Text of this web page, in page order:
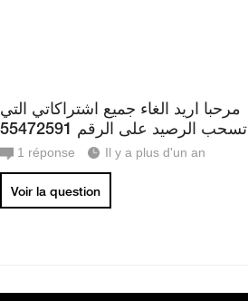
مرحبا اريد الغاء جميع اشتراكاتي التي
تسحب الرصيد على الرقم 55472591
1 réponse Il y a plus d'un an
Voir la question